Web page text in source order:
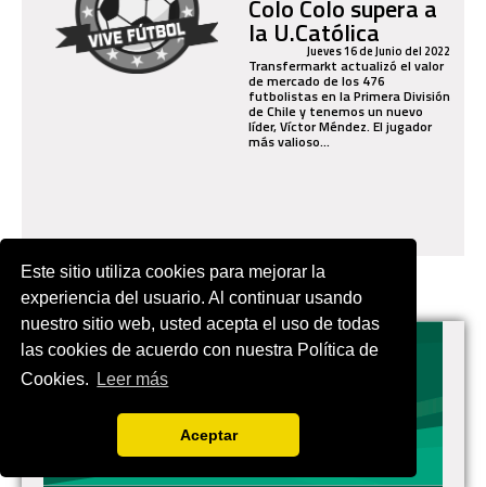
Este sitio utiliza cookies para mejorar la
experiencia del usuario. Al continuar usando
nuestro sitio web, usted acepta el uso de todas
las cookies de acuerdo con nuestra Política de
Cookies.
Leer más
Aceptar
Colo Colo supera a
la U.Católica
Jueves 16 de Junio del 2022
Transfermarkt actualizó el valor
de mercado de los 476
futbolistas en la Primera División
de Chile y tenemos un nuevo
líder, Víctor Méndez. El jugador
más valioso...